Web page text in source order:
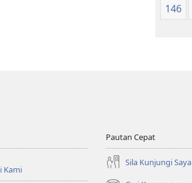
146
Kami
Pautan Cepat
Sila Kunjungi Saya